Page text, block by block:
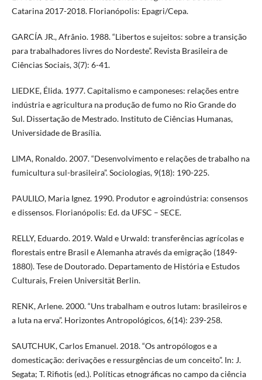
Catarina 2017-2018. Florianópolis: Epagri/Cepa.
GARCÍA JR., Afrânio. 1988. “Libertos e sujeitos: sobre a transição
para trabalhadores livres do Nordeste”. Revista Brasileira de
Ciências Sociais, 3(7): 6-41.
LIEDKE, Élida. 1977. Capitalismo e camponeses: relações entre
indústria e agricultura na produção de fumo no Rio Grande do
Sul. Dissertação de Mestrado. Instituto de Ciências Humanas,
Universidade de Brasília.
LIMA, Ronaldo. 2007. “Desenvolvimento e relações de trabalho na
fumicultura sul-brasileira”. Sociologias, 9(18): 190-225.
PAULILO, Maria Ignez. 1990. Produtor e agroindústria: consensos
e dissensos. Florianópolis: Ed. da UFSC – SECE.
RELLY, Eduardo. 2019. Wald e Urwald: transferências agrícolas e
florestais entre Brasil e Alemanha através da emigração (1849-
1880). Tese de Doutorado. Departamento de História e Estudos
Culturais, Freien Universität Berlin.
RENK, Arlene. 2000. “Uns trabalham e outros lutam: brasileiros e
a luta na erva”. Horizontes Antropológicos, 6(14): 239-258.
SAUTCHUK, Carlos Emanuel. 2018. “Os antropólogos e a
domesticação: derivações e ressurgências de um conceito”. In: J.
Segata; T. Rifiotis (ed.). Políticas etnográficas no campo da ciência